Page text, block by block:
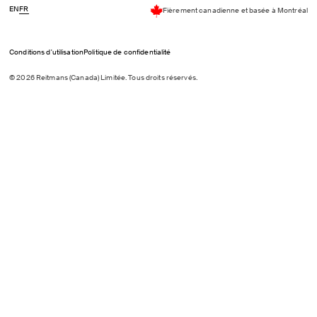
ENFR Fièrement canadienne et basée à Montréal
Conditions d'utilisationPolitique de confidentialité
© 2026 Reitmans (Canada) Limitée. Tous droits réservés.